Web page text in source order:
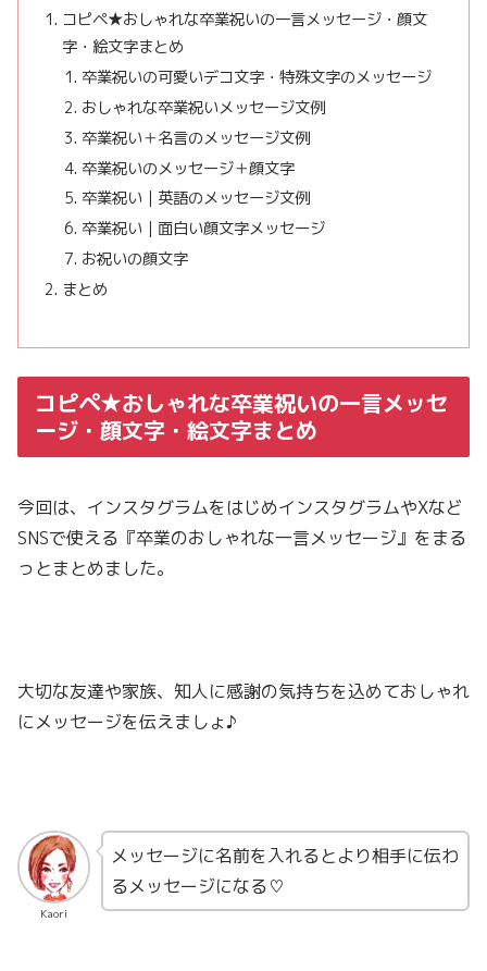
コピペ★おしゃれな卒業祝いの一言メッセージ・顔文
字・絵文字まとめ
卒業祝いの可愛いデコ文字・特殊文字のメッセージ
おしゃれな卒業祝いメッセージ文例
卒業祝い＋名言のメッセージ文例
卒業祝いのメッセージ＋顔文字
卒業祝い｜英語のメッセージ文例
卒業祝い｜面白い顔文字メッセージ
お祝いの顔文字
まとめ
コピペ★おしゃれな卒業祝いの一言メッセ
ージ・顔文字・絵文字まとめ
今回は、インスタグラムをはじめインスタグラムやXなど
SNSで使える『卒業のおしゃれな一言メッセージ』をまる
っとまとめました。
大切な友達や家族、知人に感謝の気持ちを込めておしゃれ
にメッセージを伝えましょ♪
Kaori
メッセージに名前を入れるとより相手に伝わ
るメッセージになる♡